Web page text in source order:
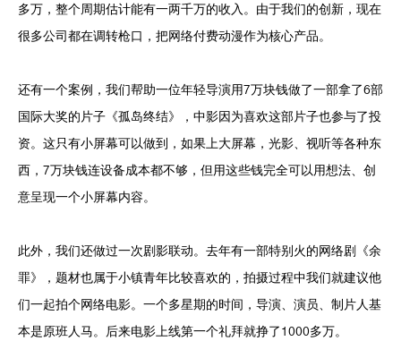
多万，整个周期估计能有一两千万的收入。由于我们的创新，现在
很多公司都在调转枪口，把网络付费动漫作为核心产品。
还有一个案例，我们帮助一位年轻导演用7万块钱做了一部拿了6部
国际大奖的片子《孤岛终结》，中影因为喜欢这部片子也参与了投
资。这只有小屏幕可以做到，如果上大屏幕，光影、视听等各种东
西，7万块钱连设备成本都不够，但用这些钱完全可以用想法、创
意呈现一个小屏幕内容。
此外，我们还做过一次剧影联动。去年有一部特别火的网络剧《余
罪》，题材也属于小镇青年比较喜欢的，拍摄过程中我们就建议他
们一起拍个网络电影。一个多星期的时间，导演、演员、制片人基
本是原班人马。后来电影上线第一个礼拜就挣了1000多万。